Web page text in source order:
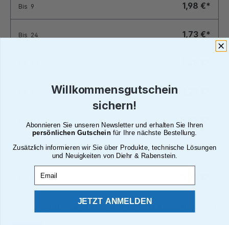
Bis 9 1,98 €*
Bis 24 1,73 €*
199 0,99 €*
Bis 249 0,84 €*
250
Alle Preise inkl. gesetzl. Mehrwertsteuer zzgl. Versandkosten
Willkommensgutschein
sichern!
Abonnieren Sie unseren Newsletter und erhalten Sie Ihren
persönlichen Gutscheinfür Ihre nächste Bestellung.
Zusätzlich informieren wir Sie über Produkte, technische Lösungen
und Neuigkeiten von Diehr & Rabenstein.
JETZT ANMELDEN